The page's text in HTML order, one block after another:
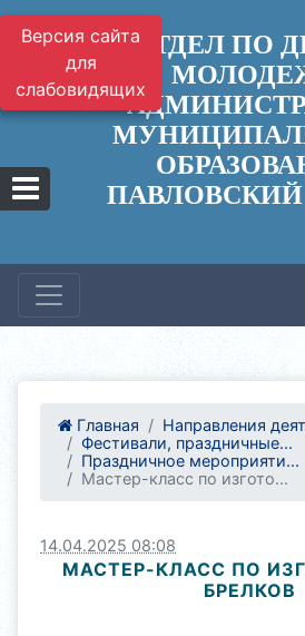
Версия сайта
для
слабовидящих
ОТДЕЛ ПО
Главная
Направления
Фестивали, праздничные...
Праздничное мероприяти...
Мастер-класс по изгото...
14.04.2025 08:08
МАСТЕР-КЛАСС ПО
БРЕЛКОВ